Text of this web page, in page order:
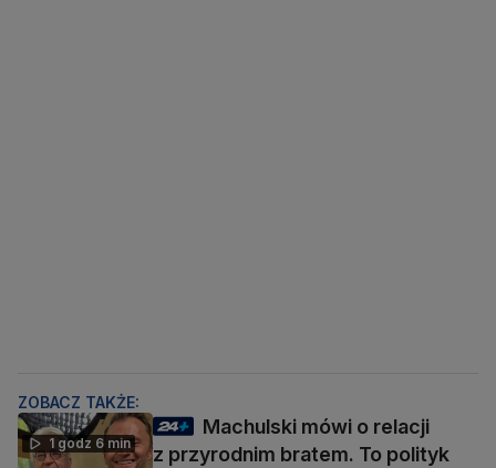
ZOBACZ TAKŻE:
1 godz 6 min
Machulski mówi o relacji
z przyrodnim bratem. To polityk